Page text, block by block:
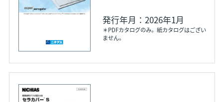
発行年月：2026年1月
＊PDFカタログのみ。紙カタログはござい
ません。